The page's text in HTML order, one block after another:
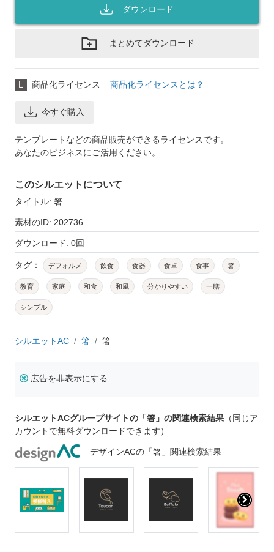
ダウンロード
まとめてダウンロード
L 商品化ライセンス 商品化ライセンスとは？
今すぐ購入
テンプレートなどの商品販売ができるライセンスです。
あなたのビジネスにご活用ください。
このシルエットについて
タイトル: 箸
素材のID: 202736
ダウンロード: 0回
タグ： デフォルメ 飲食 食器 食卓 食事 箸
教育 家庭 和食 和風 分かりやすい 一膳
シンプル
シルエットAC 箸 箸
広告を非表示にする
シルエットACグループサイトの「箸」の関連検索結果 （同じア
カウントで無料ダウンロードできます）
デザインACの「箸」関連検索結果